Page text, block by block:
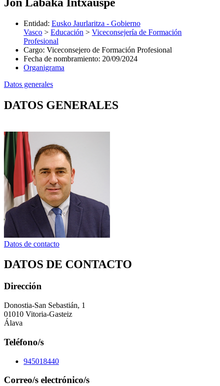
Entidad: Eusko Jaurlaritza - Gobierno
Vasco > Educación > Viceconsejería de Formación
Profesional
Cargo: Viceconsejero de Formación Profesional
Fecha de nombramiento: 20/09/2024
Organigrama
Datos generales
DATOS GENERALES
Datos de contacto
DATOS DE CONTACTO
Dirección
Donostia-San Sebastián, 1
01010 Vitoria-Gasteiz
Álava
Teléfono/s
945018440
Correo/s electrónico/s